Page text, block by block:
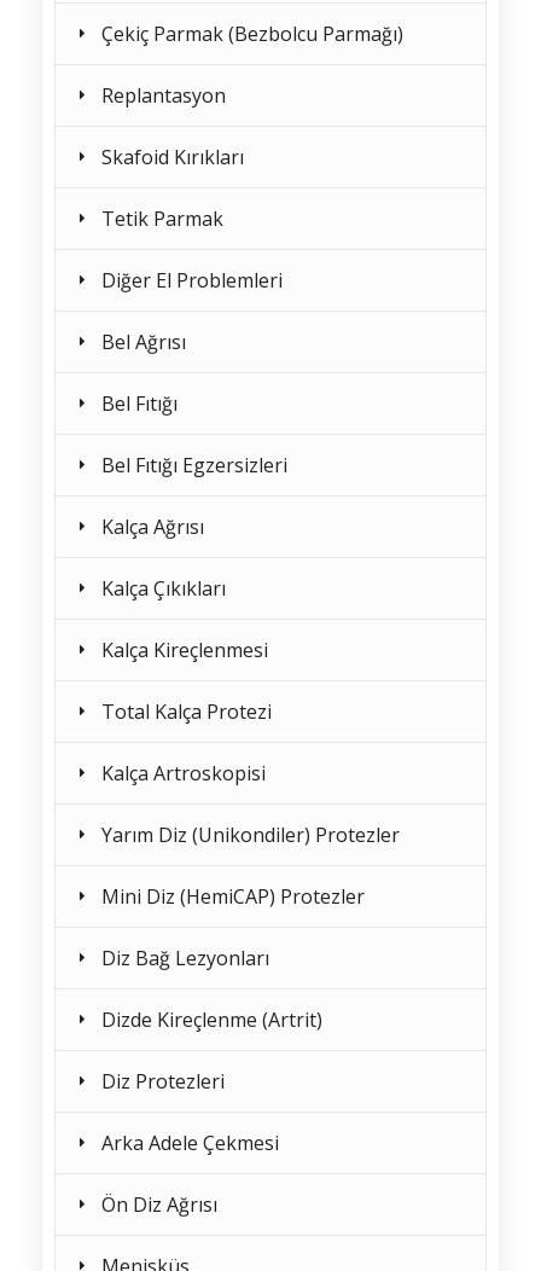
Çekiç Parmak (Bezbolcu Parmağı)
Replantasyon
Skafoid Kırıkları
Tetik Parmak
Diğer El Problemleri
Bel Ağrısı
Bel Fıtığı
Bel Fıtığı Egzersizleri
Kalça Ağrısı
Kalça Çıkıkları
Kalça Kireçlenmesi
Total Kalça Protezi
Kalça Artroskopisi
Yarım Diz (Unikondiler) Protezler
Mini Diz (HemiCAP) Protezler
Diz Bağ Lezyonları
Dizde Kireçlenme (Artrit)
Diz Protezleri
Arka Adele Çekmesi
Ön Diz Ağrısı